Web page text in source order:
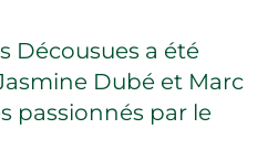
Décousues a été
Dubé et Marc
passionnés par le